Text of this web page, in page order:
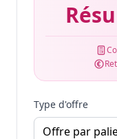
Type d'offre